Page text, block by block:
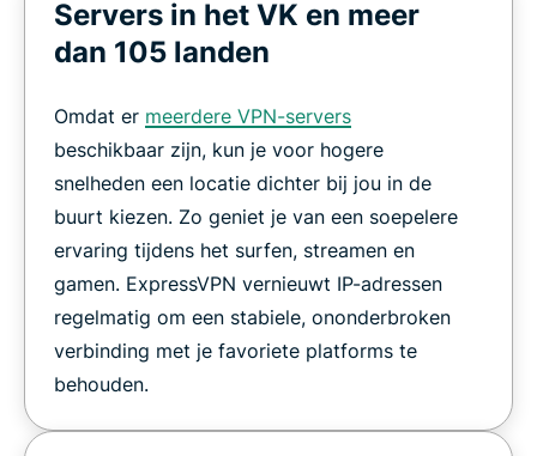
Servers in het VK en meer
dan 105 landen
Omdat er meerdere VPN-servers
beschikbaar zijn, kun je voor hogere
snelheden een locatie dichter bij jou in de
buurt kiezen. Zo geniet je van een soepelere
ervaring tijdens het surfen, streamen en
gamen. ExpressVPN vernieuwt IP-adressen
regelmatig om een stabiele, ononderbroken
verbinding met je favoriete platforms te
behouden.